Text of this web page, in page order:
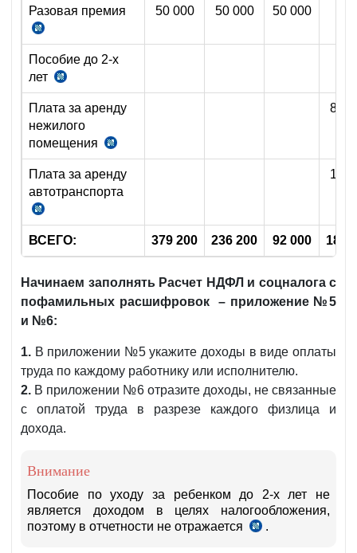
ст.372
Разовая премия
7.
ст.
372
НК
50 000 50 000 50 000
Пособие до 2-х
лет
от
20.07.2020
г.
Плата за аренду
нежилого
помещения
3.
ст.
375
88
Плата за аренду
автотранспорта
3.
ст.
НК
16
ВСЕГО: 379 200 236 200 92 000 188
Начинаем заполнять Расчет НДФЛ и соцналога с
пофамильных расшифровок – приложение №5
и №6:
1. В приложении №5 укажите доходы в виде оплаты
труда по каждому работнику или исполнителю.
2. В приложении №6 отразите доходы, не связанные
с оплатой труда в разрезе каждого физлица и
дохода.
Внимание
Пособие по уходу за ребенком до 2-х лет не
является доходом в целях налогообложения,
поэтому в отчетности не отражается
п.9
.